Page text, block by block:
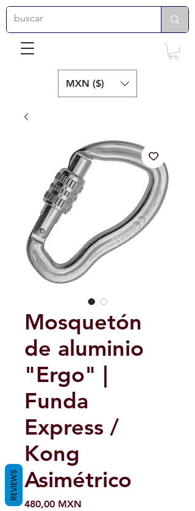
MXN ($)
Mosquetón
de aluminio
"Ergo" |
Funda
Express /
Kong
Asimétrico
480,00 MXN
REVIEWS